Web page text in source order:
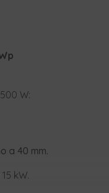
W:
a 40 mm.
kW.